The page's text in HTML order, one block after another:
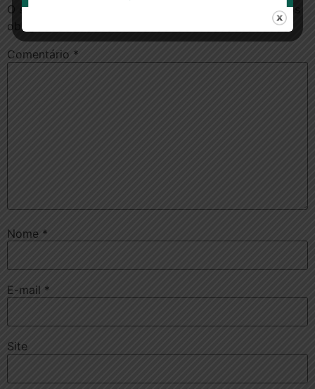
O seu endereço de e-mail não será publicado.
Campos
obrigatórios são marcados com
Comentário *
Nome *
E-mail *
Site